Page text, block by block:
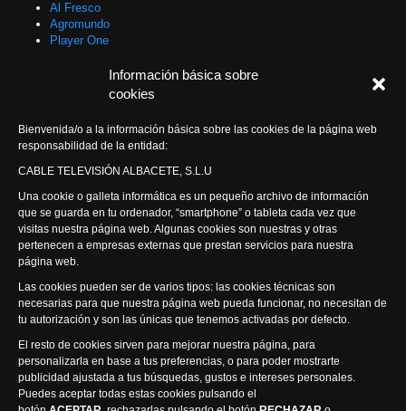
Información básica sobre
cookies
Bienvenida/o a la información básica sobre las cookies de la página web
responsabilidad de la entidad:
CABLE TELEVISIÓN ALBACETE, S.L.U
Una cookie o galleta informática es un pequeño archivo de información
que se guarda en tu ordenador, “smartphone” o tableta cada vez que
visitas nuestra página web. Algunas cookies son nuestras y otras
pertenecen a empresas externas que prestan servicios para nuestra
página web.
Las cookies pueden ser de varios tipos: las cookies técnicas son
necesarias para que nuestra página web pueda funcionar, no necesitan de
tu autorización y son las únicas que tenemos activadas por defecto.
El resto de cookies sirven para mejorar nuestra página, para
personalizarla en base a tus preferencias, o para poder mostrarte
publicidad ajustada a tus búsquedas, gustos e intereses personales.
Puedes aceptar todas estas cookies pulsando el
Al Fresco
Agromundo
Player One
Programas Especiales
Actualidad Semanal
Síguenos
Visita nuestra productora
Política de privacidad
Compromiso con la protección de datos personales
Canal Ético
Visión Seis Televisión © 2014 Parque Empresarial Ajusa, Calle 1 nº1,
Ctra. Ayora - km 2.2, 02006 Albacete, España - Tel.967 240 648
Webmaster: Atalantic
Cerrar
Inicio